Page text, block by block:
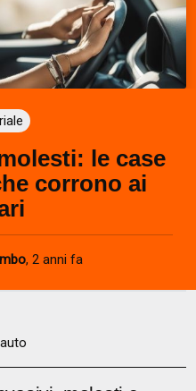
le case
corrono ai
, 2 anni fa